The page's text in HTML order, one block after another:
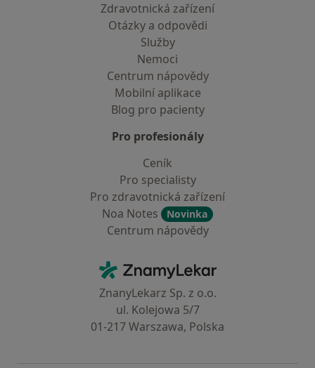
Zdravotnická zařízení
Otázky a odpovědi
Služby
Nemoci
Centrum nápovědy
Mobilní aplikace
Blog pro pacienty
Pro profesionály
Ceník
Pro specialisty
Pro zdravotnická zařízení
Noa Notes
Novinka
Centrum nápovědy
ZnamyLekar - Hlavní stránka
ZnanyLekarz Sp. z o.o.
ul. Kolejowa 5/7
01-217 Warszawa, Polska